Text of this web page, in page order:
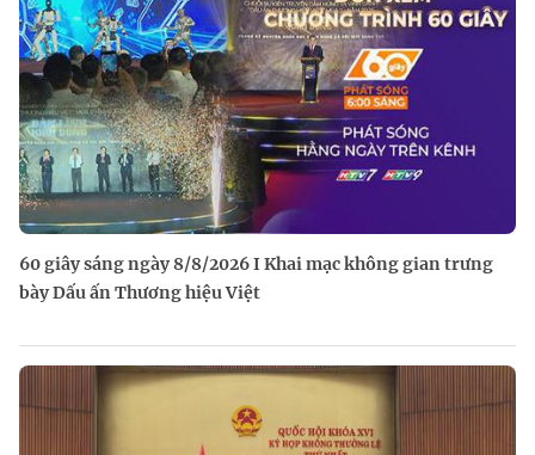
60 giây sáng ngày 8/8/2026 I Khai mạc không gian trưng
bày Dấu ấn Thương hiệu Việt